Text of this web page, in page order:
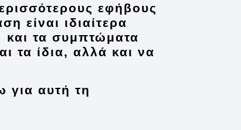
εφήβους
είναι ιδιαίτερα
και τα συμπτώματα
τα ίδια, αλλά και να
για αυτή τη